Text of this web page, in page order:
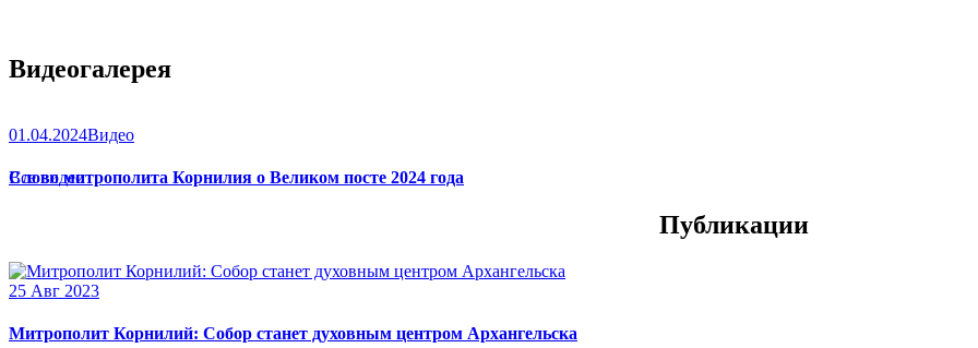
Видеогалерея
01.04.2024Видео
Слово митрополита Корнилия о Великом посте 2024 года
Все видео
Публикации
25 Авг 2023
Митрополит Корнилий: Собор станет духовным центром Архангельска